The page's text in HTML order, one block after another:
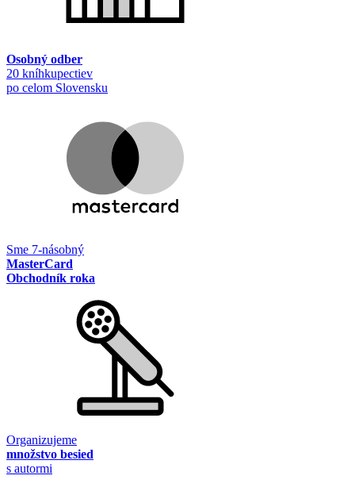
Osobný odber
20 kníhkupectiev
po celom Slovensku
Sme 7-násobný
MasterCard
Obchodník roka
Organizujeme
množstvo besied
s autormi